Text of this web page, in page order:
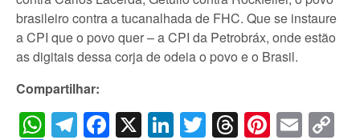
brasileiro contra a tucanalhada de FHC. Que se instaure
a CPI que o povo quer – a CPI da Petrobráx, onde estão
as digitais dessa corja de odeia o povo e o Brasil.
Compartilhar:
WhatsApp
Telegram
Facebook
X LinkedIn
Twitter
Threads